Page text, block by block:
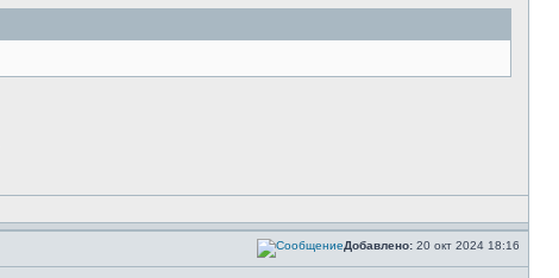
Добавлено: 20 окт 2024 18:16